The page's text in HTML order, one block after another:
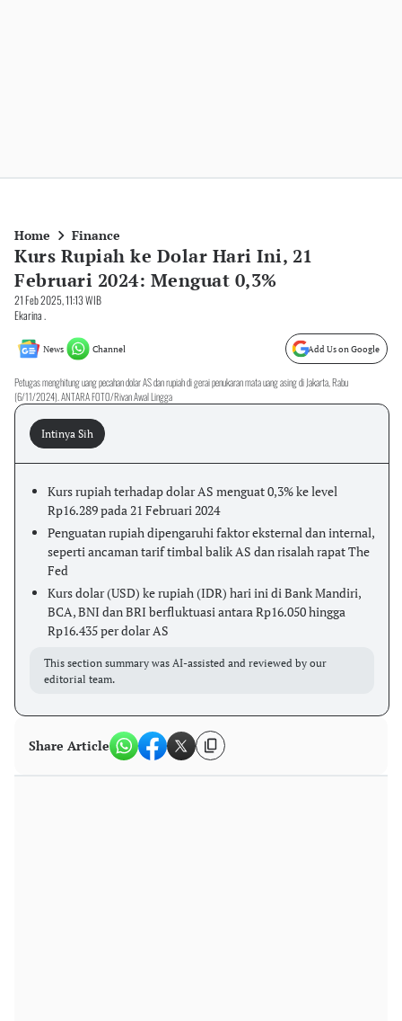
Home Finance
Kurs Rupiah ke Dolar Hari Ini, 21
Februari 2024: Menguat 0,3%
21 Feb 2025, 11:13 WIB
Ekarina .
News Channel Add Us on Google
Petugas menghitung uang pecahan dolar AS dan rupiah di gerai penukaran mata uang asing di Jakarta, Rabu
(6/11/2024). ANTARA FOTO/Rivan Awal Lingga
Intinya Sih
Kurs rupiah terhadap dolar AS menguat 0,3% ke level
Rp16.289 pada 21 Februari 2024
Penguatan rupiah dipengaruhi faktor eksternal dan internal,
seperti ancaman tarif timbal balik AS dan risalah rapat The
Fed
Kurs dolar (USD) ke rupiah (IDR) hari ini di Bank Mandiri,
BCA, BNI dan BRI berfluktuasi antara Rp16.050 hingga
Rp16.435 per dolar AS
This section summary was AI-assisted and reviewed by our
editorial team.
Share Article